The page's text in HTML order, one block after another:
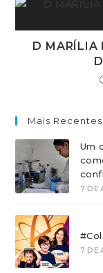
D MARÍLIA
Mais Recentes
Um
7 DE
7 DE